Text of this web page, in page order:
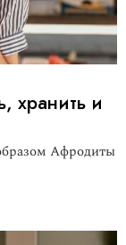
хранить и
Афродиты